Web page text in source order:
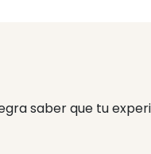
saber que tu